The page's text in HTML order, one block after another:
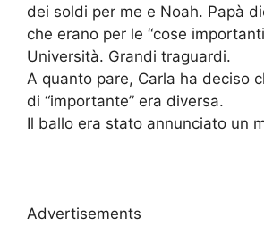
dei soldi per me e Noah. Papà
che erano per le “cose
Università. Grandi traguardi.
A quanto pare, Carla ha deciso
di “importante” era diversa.
Il ballo era stato annunciato un
Advertisements